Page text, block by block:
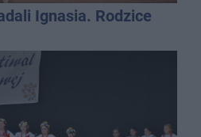
Ignasia. Rodzice